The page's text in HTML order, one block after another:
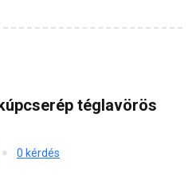
téglavörös
0 kérdés